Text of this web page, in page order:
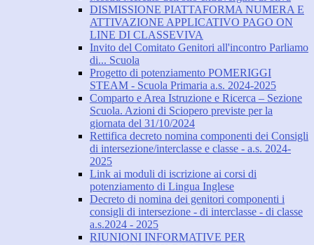
DISMISSIONE PIATTAFORMA NUMERA E
ATTIVAZIONE APPLICATIVO PAGO ON
LINE DI CLASSEVIVA
Invito del Comitato Genitori all'incontro Parliamo
di... Scuola
Progetto di potenziamento POMERIGGI
STEAM - Scuola Primaria a.s. 2024-2025
Comparto e Area Istruzione e Ricerca – Sezione
Scuola. Azioni di Sciopero previste per la
giornata del 31/10/2024
Rettifica decreto nomina componenti dei Consigli
di intersezione/interclasse e classe - a.s. 2024-
2025
Link ai moduli di iscrizione ai corsi di
potenziamento di Lingua Inglese
Decreto di nomina dei genitori componenti i
consigli di intersezione - di interclasse - di classe
a.s.2024 - 2025
RIUNIONI INFORMATIVE PER